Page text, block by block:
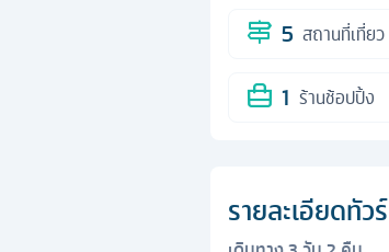
5 สถานที่เที่ยว
1 ร้านช้อปปิ้ง
รายละเอียดทัวร์